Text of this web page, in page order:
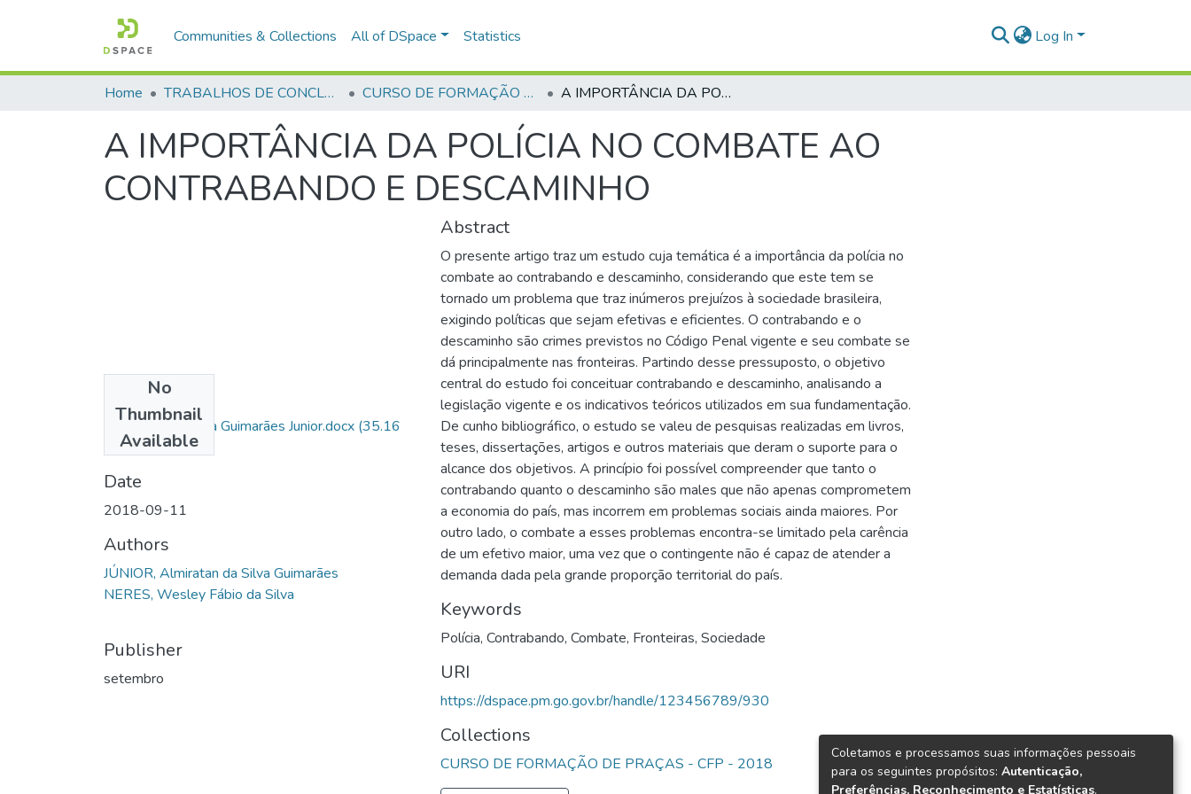
Communities & Collections All of DSpace Statistics Log In
Home TRABALHOS DE CONCLUSÃO DE CURSO - CFP (CURSO DE FORMAÇÃO DE PRAÇAS) CURSO DE FORMAÇÃO DE PRAÇAS - CFP - 2018 A IMPORTÂNCIA DA POLÍCIA NO COMBATE AO CONTRABANDO E DESCAMINHO
A IMPORTÂNCIA DA POLÍCIA NO COMBATE AO
CONTRABANDO E DESCAMINHO
No
Thumbnail
Available
Almiratan Da Silva Guimarães Junior.docx (35.16
KB)
Date
2018-09-11
Authors
JÚNIOR, Almiratan da Silva Guimarães
NERES, Wesley Fábio da Silva
Publisher
setembro
Abstract
O presente artigo traz um estudo cuja temática é a importância da polícia no
combate ao contrabando e descaminho, considerando que este tem se
tornado um problema que traz inúmeros prejuízos à sociedade brasileira,
exigindo políticas que sejam efetivas e eficientes. O contrabando e o
descaminho são crimes previstos no Código Penal vigente e seu combate se
dá principalmente nas fronteiras. Partindo desse pressuposto, o objetivo
central do estudo foi conceituar contrabando e descaminho, analisando a
legislação vigente e os indicativos teóricos utilizados em sua fundamentação.
De cunho bibliográfico, o estudo se valeu de pesquisas realizadas em livros,
teses, dissertações, artigos e outros materiais que deram o suporte para o
alcance dos objetivos. A princípio foi possível compreender que tanto o
contrabando quanto o descaminho são males que não apenas comprometem
a economia do país, mas incorrem em problemas sociais ainda maiores. Por
outro lado, o combate a esses problemas encontra-se limitado pela carência
de um efetivo maior, uma vez que o contingente não é capaz de atender a
demanda dada pela grande proporção territorial do país.
Keywords
Polícia, Contrabando, Combate, Fronteiras, Sociedade
URI
https://dspace.pm.go.gov.br/handle/123456789/930
Collections
CURSO DE FORMAÇÃO DE PRAÇAS - CFP - 2018
Coletamos e processamos suas informações pessoais
para os seguintes propósitos: Autenticação,
Preferências, Reconhecimento e Estatísticas.